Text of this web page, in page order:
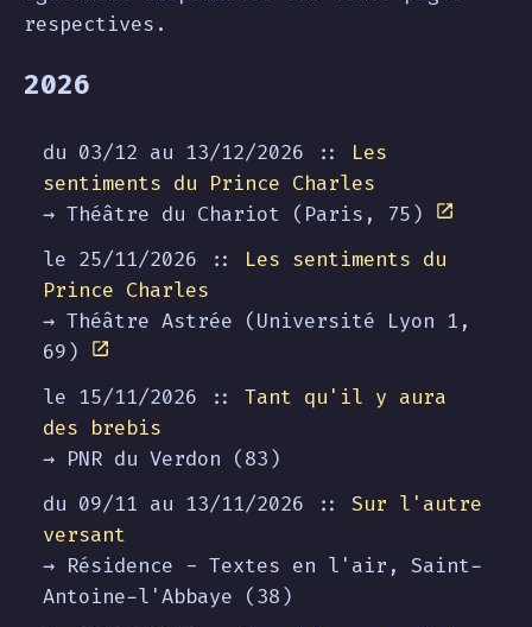
respectives.
2026
du 03/12 au 13/12/2026 :: Les
sentiments du Prince Charles
→ Théâtre du Chariot (Paris, 75)
le 25/11/2026 :: Les sentiments du
Prince Charles
→ Théâtre Astrée (Université Lyon 1,
69)
le 15/11/2026 :: Tant qu'il y aura
des brebis
→ PNR du Verdon (83)
du 09/11 au 13/11/2026 :: Sur l'autre
versant
→ Résidence - Textes en l'air, Saint-
Antoine-l'Abbaye (38)